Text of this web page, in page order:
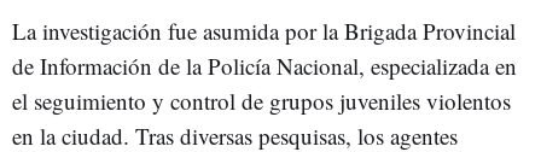
La investigación fue asumida por la Brigada Provincial
de Información de la Policía Nacional, especializada en
el seguimiento y control de grupos juveniles violentos
en la ciudad. Tras diversas pesquisas, los agentes